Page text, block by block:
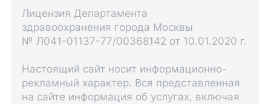
Лицензия Департамента
здравоохранения города Москвы
№ Л041-01137-77/00368142 от 10.01.2020 г.
Настоящий сайт носит информационно-
рекламный характер. Вся представленная
на сайте информация об услугах, включая